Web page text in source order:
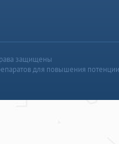
защищены
для повышения